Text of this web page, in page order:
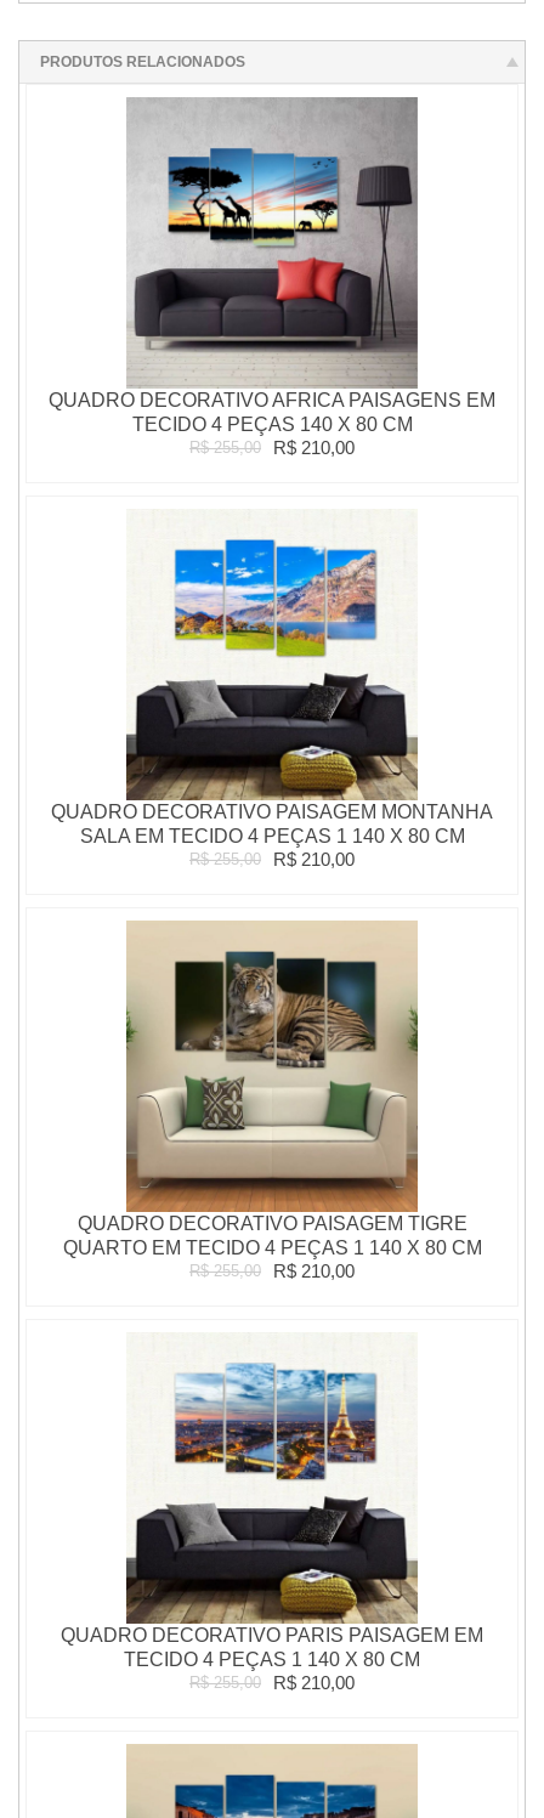
PRODUTOS RELACIONADOS
QUADRO DECORATIVO AFRICA PAISAGENS EM
TECIDO 4 PEÇAS 140 X 80 CM
R$ 255,00 R$ 210,00
QUADRO DECORATIVO PAISAGEM MONTANHA
SALA EM TECIDO 4 PEÇAS 1 140 X 80 CM
R$ 255,00 R$ 210,00
QUADRO DECORATIVO PAISAGEM TIGRE
QUARTO EM TECIDO 4 PEÇAS 1 140 X 80 CM
R$ 255,00 R$ 210,00
QUADRO DECORATIVO PARIS PAISAGEM EM
TECIDO 4 PEÇAS 1 140 X 80 CM
R$ 255,00 R$ 210,00